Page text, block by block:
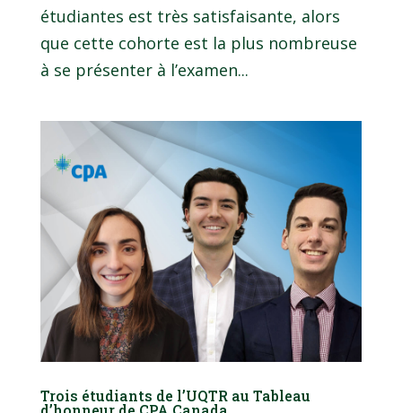
étudiantes est très satisfaisante, alors
que cette cohorte est la plus nombreuse
à se présenter à l’examen...
Trois étudiants de l’UQTR au Tableau